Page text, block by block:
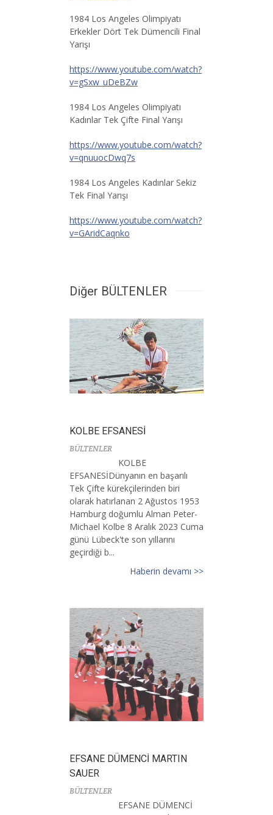
1984 Los Angeles Olimpiyatı
Erkekler Dört Tek Dümencili Final
Yarışı
https://www.youtube.com/watch?
v=gSxw_uDeBZw
1984 Los Angeles Olimpiyatı
Kadınlar Tek Çifte Final Yarışı
https://www.youtube.com/watch?
v=qnuuocDwq7s
1984 Los Angeles Kadınlar Sekiz
Tek Final Yarışı
https://www.youtube.com/watch?
v=GAridCaqnko
Diğer BÜLTENLER
KOLBE EFSANESİ
BÜLTENLER
KOLBE
EFSANESİDünyanın en başarılı
Tek Çifte kürekçilerinden biri
olarak hatırlanan 2 Ağustos 1953
Hamburg doğumlu Alman Peter-
Michael Kolbe 8 Aralık 2023 Cuma
günü Lübeck'te son yıllarını
geçirdiği b...
Haberin devamı >>
EFSANE DÜMENCİ MARTIN
SAUER
BÜLTENLER
EFSANE DÜMENCİ